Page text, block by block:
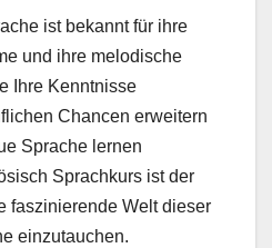
ist bekannt für ihre
und ihre melodische
Ihre Kenntnisse
Chancen erweitern
Sprache lernen
Sprachkurs ist der
faszinierende Welt dieser
einzutauchen.